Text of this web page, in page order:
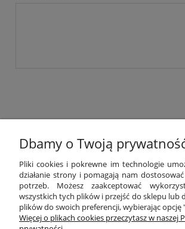
POMOC
MOJE KONTO
PŁATNOŚCI I
Dbamy o Twoją
Pliki cookies i pokrewne im technologie
działanie strony i pomagają nam
potrzeb. Możesz zaakceptować
wszystkich tych plików i przejść do sklepu lub
plików do swoich preferencji, wybierając opcję
Więcej o plikach cookies przeczytasz w naszej